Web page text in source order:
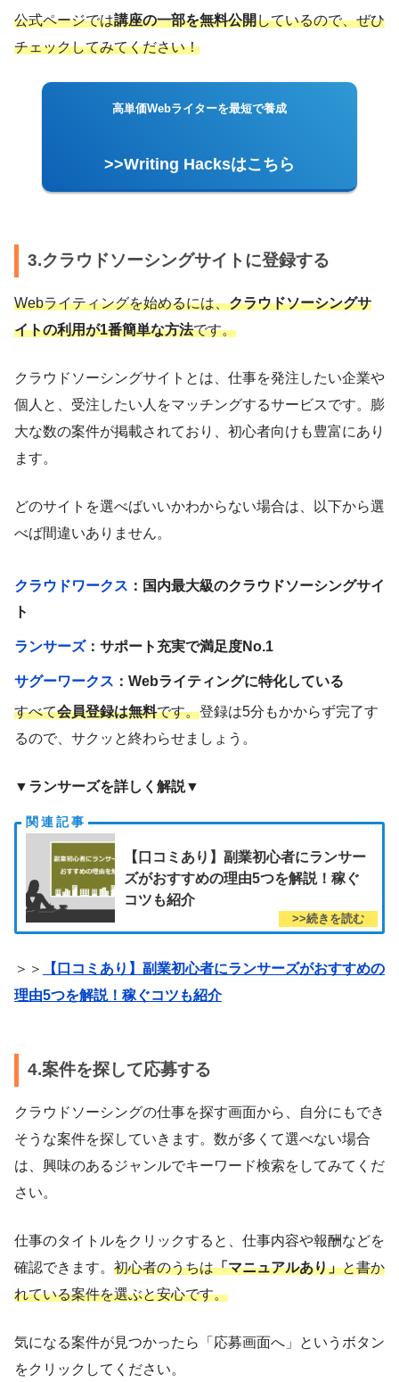
公式ページでは講座の一部を無料公開しているので、ぜひ
チェックしてみてください！
高単価Webライターを最短で養成
>>Writing Hacksはこちら
3.クラウドソーシングサイトに登録する
Webライティングを始めるには、クラウドソーシングサ
イトの利用が1番簡単な方法です。
クラウドソーシングサイトとは、仕事を発注したい企業や
個人と、受注したい人をマッチングするサービスです。膨
大な数の案件が掲載されており、初心者向けも豊富にあり
ます。
どのサイトを選べばいいかわからない場合は、以下から選
べば間違いありません。
クラウドワークス ：国内最大級のクラウドソーシングサイ
ト
ランサーズ：サポート充実で満足度No.1
サグーワークス ：Webライティングに特化している
すべて会員登録は無料です。登録は5分もかからず完了す
るので、サクッと終わらせましょう。
▼ランサーズを詳しく解説▼
【口コミあり】副業初心者にランサー
ズがおすすめの理由5つを解説！稼ぐ
コツも紹介
＞＞
【口コミあり】副業初心者にランサーズがおすすめの
理由5つを解説！稼ぐコツも紹介
4.案件を探して応募する
クラウドソーシングの仕事を探す画面から、自分にもでき
そうな案件を探していきます。数が多くて選べない場合
は、興味のあるジャンルでキーワード検索をしてみてくだ
さい。
仕事のタイトルをクリックすると、仕事内容や報酬などを
確認できます。 初心者のうちは「マニュアルあり」と書か
れている案件を選ぶと安心です。
気になる案件が見つかったら「応募画面へ」というボタン
をクリックしてください。